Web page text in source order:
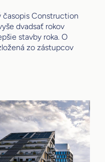
časopis Construction
dvadsať rokov
stavby roka. O
zo zástupcov